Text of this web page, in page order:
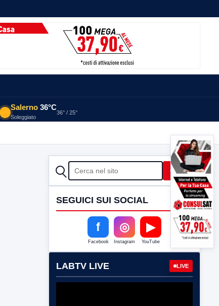
Salerno 36°C
Soleggiato
36° / 25°
CERCA Cerca
SEGUICI SUI SOCIAL
f
Facebook
◎
Instagram
▶
YouTube
LABTV LIVE LIVE